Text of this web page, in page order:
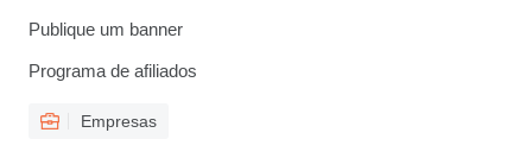
Publique um banner
Programa de afiliados
Empresas